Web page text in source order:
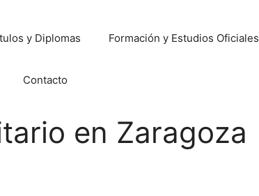
y Diplomas Formación y Estudios Oficiales
Contacto
en Zaragoza